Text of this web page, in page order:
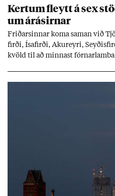
Kert­um fleytt á sex
um árás­irn­ar
Frið­arsinn­ar koma sam­an við
firði, Ísa­firði, Ak­ur­eyri,
kvöld til að minn­ast